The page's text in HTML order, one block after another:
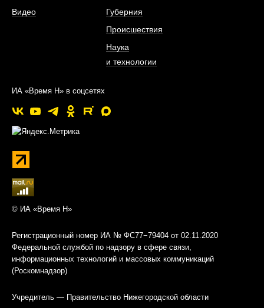
Видео
Губерния
Происшествия
Наука
и технологии
ИА «Время Н» в соцсетях
© ИА «Время Н»
Регистрационный номер ИА № ФС77−79404 от 02.11.2020
Федеральной службой по надзору в сфере связи,
информационных технологий и массовых коммуникаций
(Роскомнадзор)
Учредитель — Правительство Нижегородской области